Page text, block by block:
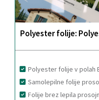
Polyester folije:
Polyester folije v polah
Samolepilne folije
Folije brez lepila